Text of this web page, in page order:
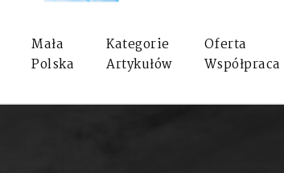
Mała
Polska
Kategorie
Artykułów
Oferta
Współpraca